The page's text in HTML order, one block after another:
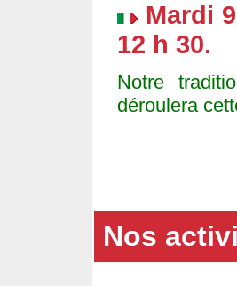
Mardi
12 h 30.
Notre
déroulera
Nos